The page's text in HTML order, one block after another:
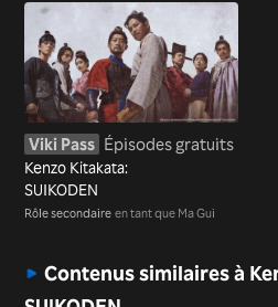
Viki Pass Épisodes gratuits
Kenzo Kitakata:
SUIKODEN
Rôle secondaire en tant que Ma Gui
Contenus similaires à